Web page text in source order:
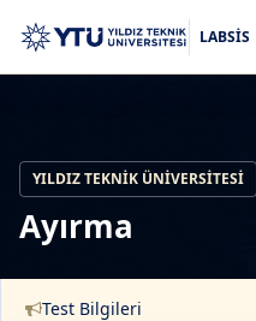
LABSİS
YILDIZ TEKNIK ÜNIVERSITESI
Ayırma
Test Bilgileri